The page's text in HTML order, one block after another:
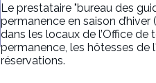
Le prestataire "bureau des
permanence en saison d’hiver
dans les locaux de l’Office de
permanence, les hôtesses de
réservations.